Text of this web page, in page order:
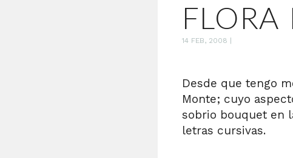
14 FEB, 2008
Desde que tengo
Monte; cuyo
sobrio bouquet en
letras cursivas.